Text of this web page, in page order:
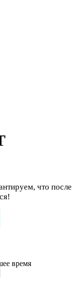
что после
время